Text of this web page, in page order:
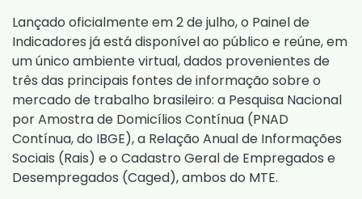
Lançado oficialmente em 2 de julho, o Painel de
Indicadores já está disponível ao público e reúne, em
um único ambiente virtual, dados provenientes de
três das principais fontes de informação sobre o
mercado de trabalho brasileiro: a Pesquisa Nacional
por Amostra de Domicílios Contínua (PNAD
Contínua, do IBGE), a Relação Anual de Informações
Sociais (Rais) e o Cadastro Geral de Empregados e
Desempregados (Caged), ambos do MTE.